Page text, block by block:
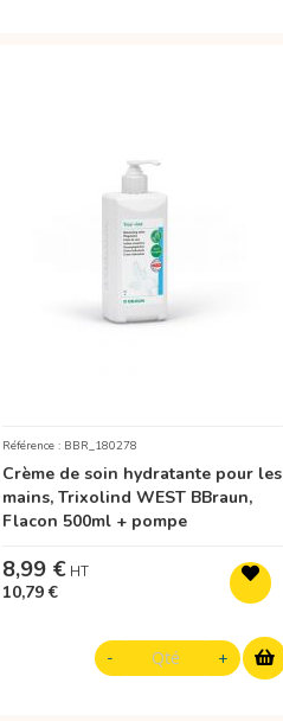
Référence : BBR_180278
Crème de soin hydratante pour les
mains, Trixolind WEST BBraun,
Flacon 500ml + pompe
8,99 €
10,79 €